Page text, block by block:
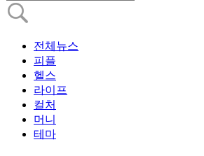
전체뉴스
피플
헬스
라이프
컬처
머니
테마